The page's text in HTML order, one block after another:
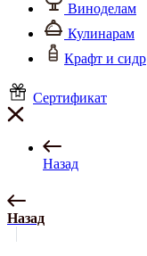
Виноделам
Кулинарам
Крафт и сидр
Сертификат
Назад
Назад